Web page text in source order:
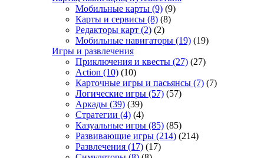
Мобильные карты (9) (9)
Карты и сервисы (8) (8)
Редакторы карт (2) (2)
Мобильные навигаторы (19) (19)
Игры и развлечения
Приключения и квесты (27) (27)
Action (10) (10)
Карточные игры и пасьянсы (7) (7)
Логические игры (57) (57)
Аркады (39) (39)
Стратегии (4) (4)
Казуальные игры (85) (85)
Развивающие игры (214) (214)
Развлечения (17) (17)